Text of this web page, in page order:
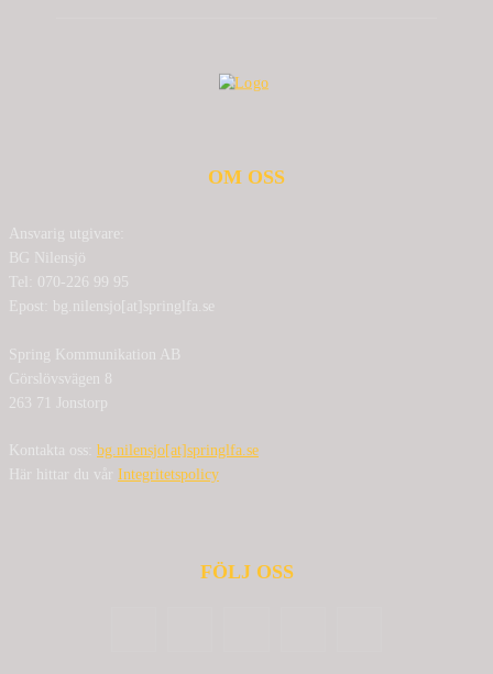
OM OSS
Ansvarig utgivare:
BG Nilensjö
Tel: 070-226 99 95
Epost: bg.nilensjo[at]springlfa.se
Spring Kommunikation AB
Görslövsvägen 8
263 71 Jonstorp
Kontakta oss: bg.nilensjo[at]springlfa.se
Här hittar du vår Integritetspolicy
FÖLJ OSS